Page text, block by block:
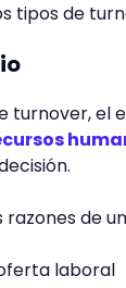
tipos de
turnover, el
razones de
laboral